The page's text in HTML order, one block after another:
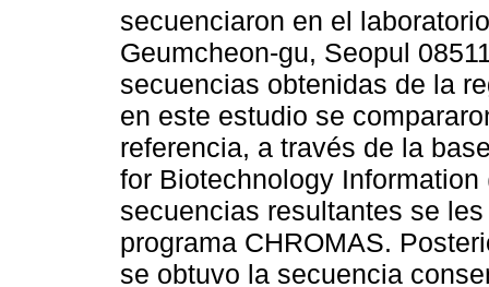
secuenciaron en el
Geumcheon-gu, Seopul
secuencias obtenidas de la
en este estudio se
referencia, a través de la
for Biotechnology
secuencias resultantes se
programa CHROMAS.
se obtuvo la secuencia